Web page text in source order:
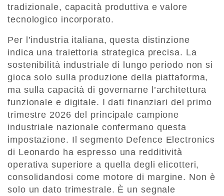
tradizionale, capacità produttiva e valore
tecnologico incorporato.
Per l’industria italiana, questa distinzione
indica una traiettoria strategica precisa. La
sostenibilità industriale di lungo periodo non si
gioca solo sulla produzione della piattaforma,
ma sulla capacità di governarne l’architettura
funzionale e digitale. I dati finanziari del primo
trimestre 2026 del principale campione
industriale nazionale confermano questa
impostazione. Il segmento Defence Electronics
di Leonardo ha espresso una redditività
operativa superiore a quella degli elicotteri,
consolidandosi come motore di margine. Non è
solo un dato trimestrale. È un segnale